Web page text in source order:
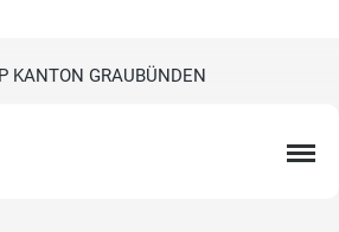
KANTON GRAUBÜNDEN